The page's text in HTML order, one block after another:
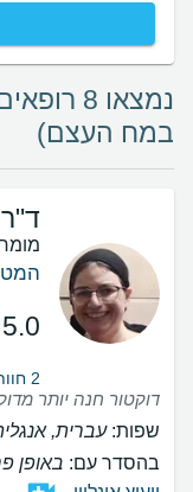
נמצאו
במח העצם)
5.0
2 חוות דעת על מיאלומה (סרטן במח העצם)
שפות:עברית,
בהסדר עם: באופן